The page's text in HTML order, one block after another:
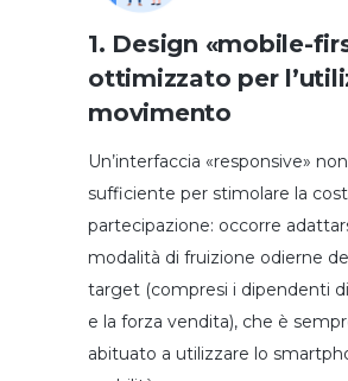
1. Design «mobile-
ottimizzato per
movimento
Un’interfaccia «responsive»
sufficiente per stimolare la
partecipazione: occorre
modalità di fruizione odierne
target (compresi i dipendenti
e la forza vendita), che è
abituato a utilizzare lo